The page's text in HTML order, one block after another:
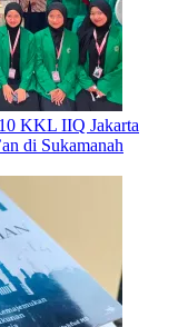
KKL IIQ Jakarta
di Sukamanah